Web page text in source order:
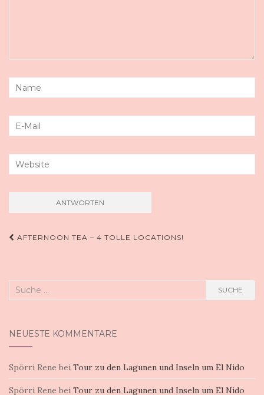
Beitragsnavigation
AFTERNOON TEA – 4 TOLLE LOCATIONS!
Suche
SUCHE
NEUESTE KOMMENTARE
Spörri Rene bei Tour zu den Lagunen und Inseln um El Nido
Spörri Rene bei Tour zu den Lagunen und Inseln um El Nido